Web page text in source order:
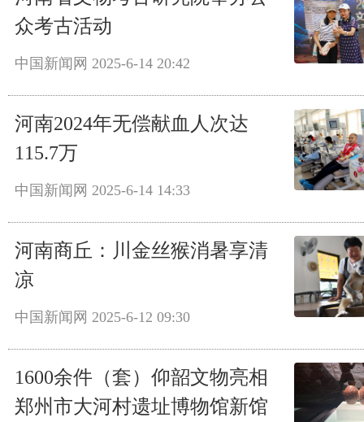
众考古活动
中国新闻网 2025-6-14 20:42
河南2024年无偿献血人次达
115.7万
中国新闻网 2025-6-14 14:33
河南商丘：川金丝猴消暑享清
凉
中国新闻网 2025-6-12 09:30
1600余件（套）仰韶文物亮相
郑州市大河村遗址博物馆新馆